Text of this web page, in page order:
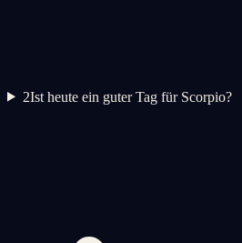
2Ist heute ein guter Tag für Scorpio?